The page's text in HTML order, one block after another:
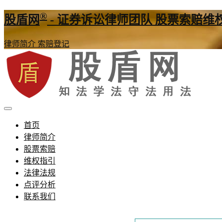
股盾网®- 证券诉讼律师团队 股票索赔维
律师简介 索赔登记
股盾网
证券股票维权网
首页
律师简介
股票索赔
维权指引
法律法规
点评分析
联系我们